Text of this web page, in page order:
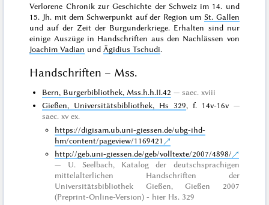
Verlorene Chronik zur Geschichte der Schweiz im 14. und
15. Jh. mit dem Schwerpunkt auf der Region um St. Gallen
und auf der Zeit der Burgunderkriege. Erhalten sind nur
einige Auszüge in Handschriften aus den Nachlässen von
Joachim Vadian undÄgidius Tschudi.
Handschriften – Mss.
Bern, Burgerbibliothek, Mss.h.h.II.42
saec. xviii
Gießen, Universitätsbibliothek, Hs 329, f. 14v-16v
saec. xv ex.
https://digisam.ub.uni-giessen.de/ubg-ihd-
hm/content/pageview/1169421
http://geb.uni-giessen.de/geb/volltexte/2007/4898/
U. Seelbach, Katalog der deutschsprachigen
mittelalterlichen Handschriften der
Universitätsbibliothek Gießen, Gießen 2007
(Preprint-Online-Version) - hier Hs. 329